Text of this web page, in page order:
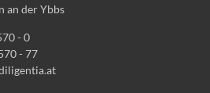
an der Ybbs
- 0
- 77